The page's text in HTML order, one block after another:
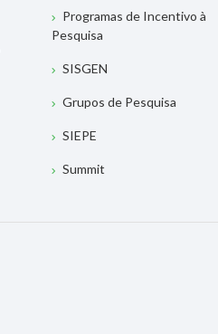
Programas de Incentivo à
Pesquisa
SISGEN
Grupos de Pesquisa
SIEPE
Summit